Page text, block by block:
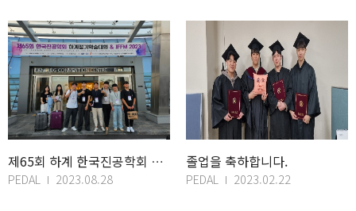
제65회 하계 한국진공학회 학술대회 참석
PEDAL 2023.08.28
졸업을 축하합니다.
PEDAL 2023.02.22